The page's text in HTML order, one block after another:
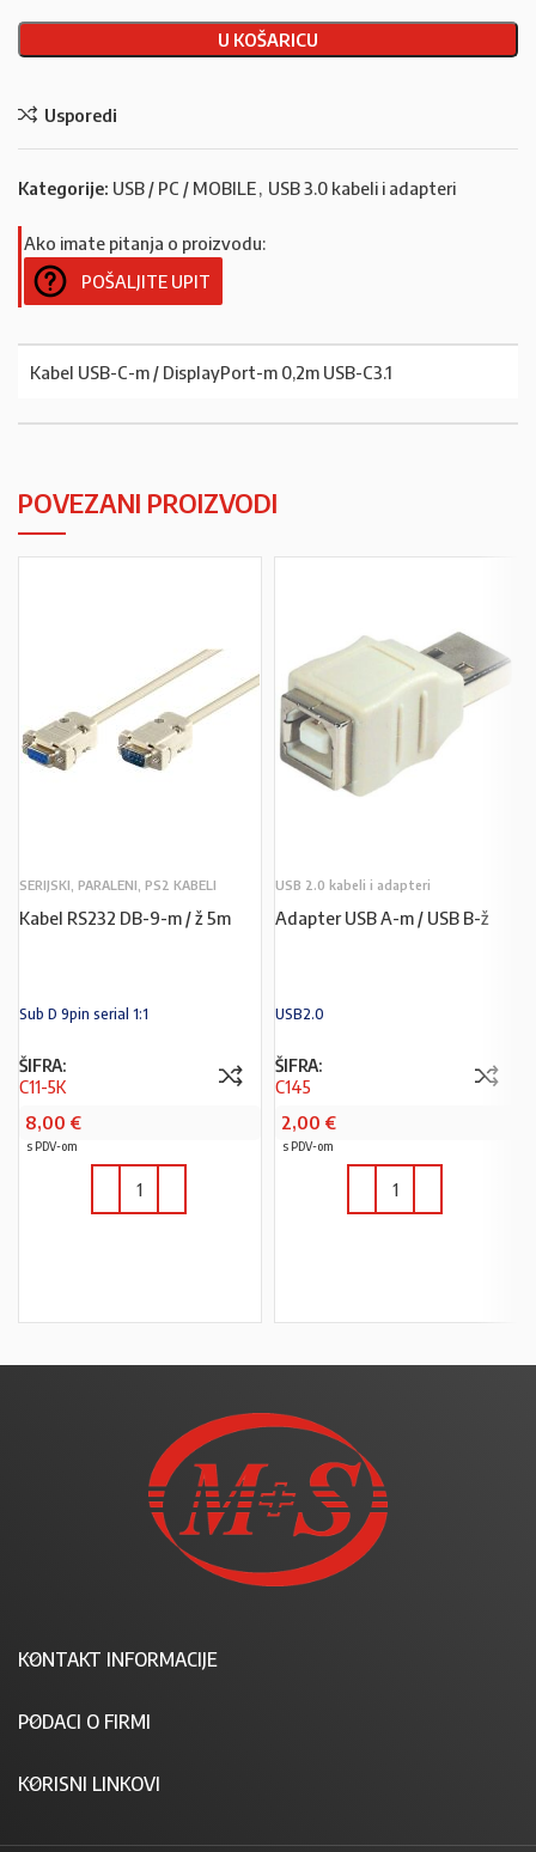
U KOŠARICU
Usporedi
Kategorije: USB / PC / MOBILE, USB 3.0 kabeli i adapteri
Ako imate pitanja o proizvodu:
POŠALJITE UPIT
Kabel USB-C-m / DisplayPort-m 0,2m USB-C3.1
POVEZANI PROIZVODI
SERIJSKI, PARALENI, PS2 KABELI
Kabel RS232 DB-9-m / ž 5m
Sub D 9pin serial 1:1
ŠIFRA:
C11-5K
8,00 €
s PDV-om
USB 2.0 kabeli i adapteri
Adapter USB A-m / USB B-ž
USB2.0
ŠIFRA:
C145
2,00 €
s PDV-om
KONTAKT INFORMACIJE
PODACI O FIRMI
KORISNI LINKOVI